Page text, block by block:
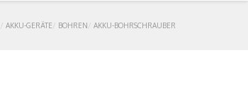
AKKU-GERÄTE BOHREN AKKU-BOHRSCHRAUBER